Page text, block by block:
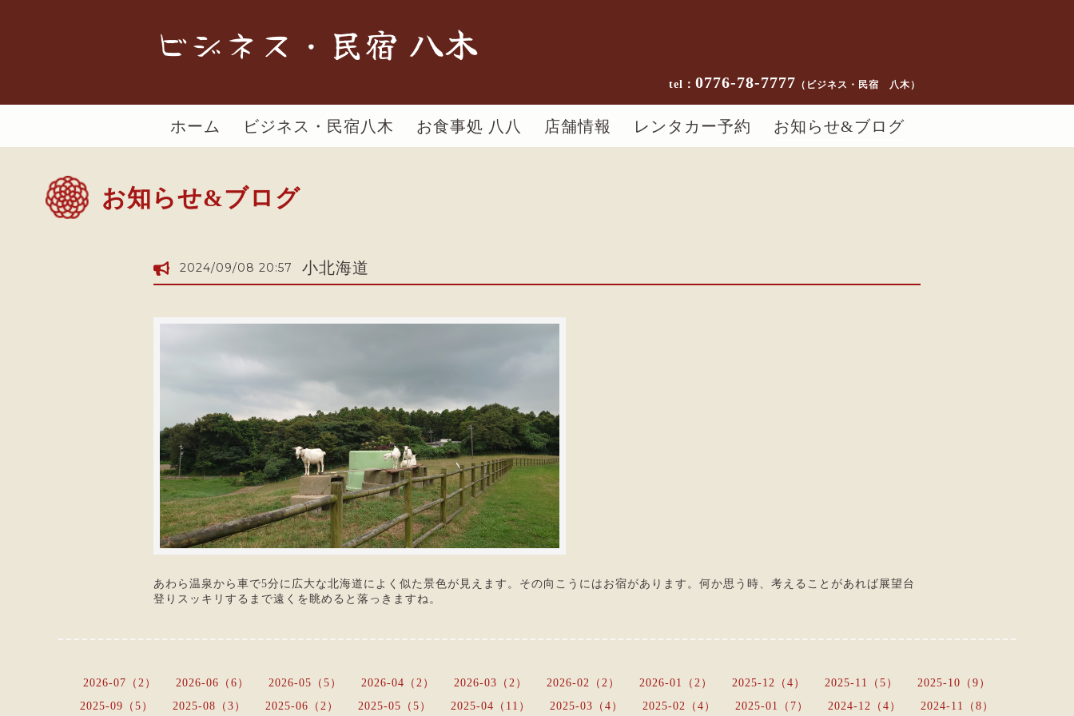
ビジネス・民宿 八木
0776-78-7777 （ビジネス・民宿 八木）
ホーム ビジネス・民宿八木 お食事処 八八 店舗情報 レンタカー予約 お知らせ&ブログ
お知らせ&ブログ
2024/09/08 20:57 小北海道
あわら温泉から車で5分に広大な北海道によく似た景色が見えます。その向こうにはお宿があります。何か思う時、考えることがあれば展望台
登りスッキリするまで遠くを眺めると落っきますね。
2026-07（2） 2026-06（6） 2026-05（5） 2026-04（2） 2026-03（2） 2026-02（2） 2026-01（2） 2025-12（4） 2025-11（5）
2025-10（9）
2025-09（5）
2025-08（3） 2025-06（2） 2025-05（5） 2025-04（11） 2025-03（4） 2025-02（4） 2025-01（7） 2024-12（4） 2024-11（8）